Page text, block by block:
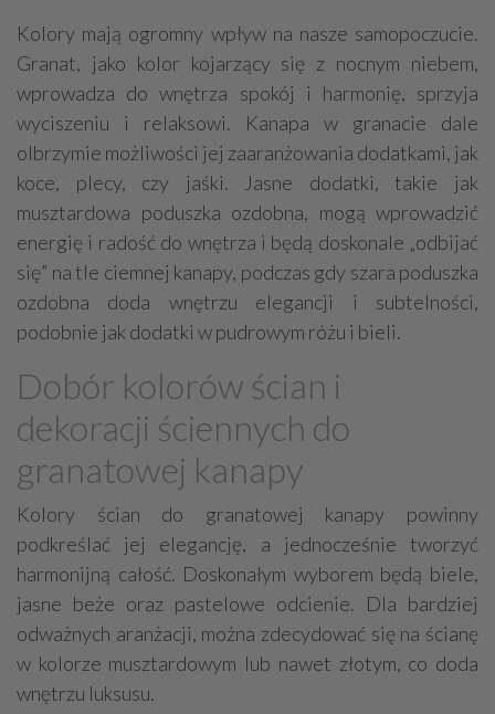
Kolory mają ogromny wpływ na nasze samopoczucie.
Granat, jako kolor kojarzący się z nocnym niebem,
wprowadza do wnętrza spokój i harmonię, sprzyja
wyciszeniu i relaksowi. Kanapa w granacie dale
olbrzymie możliwości jej zaaranżowania dodatkami, jak
koce, plecy, czy jaśki. Jasne dodatki, takie jak
musztardowa poduszka ozdobna, mogą wprowadzić
energię i radość do wnętrza i będą doskonale „odbijać
się” na tle ciemnej kanapy, podczas gdy szara poduszka
ozdobna doda wnętrzu elegancji i subtelności,
podobnie jak dodatki w pudrowym różu i bieli.
Dobór kolorów ścian i
dekoracji ściennych do
granatowej kanapy
Kolory ścian do granatowej kanapy powinny
podkreślać jej elegancję, a jednocześnie tworzyć
harmonijną całość. Doskonałym wyborem będą biele,
jasne beże oraz pastelowe odcienie. Dla bardziej
odważnych aranżacji, można zdecydować się na ścianę
w kolorze musztardowym lub nawet złotym, co doda
wnętrzu luksusu.